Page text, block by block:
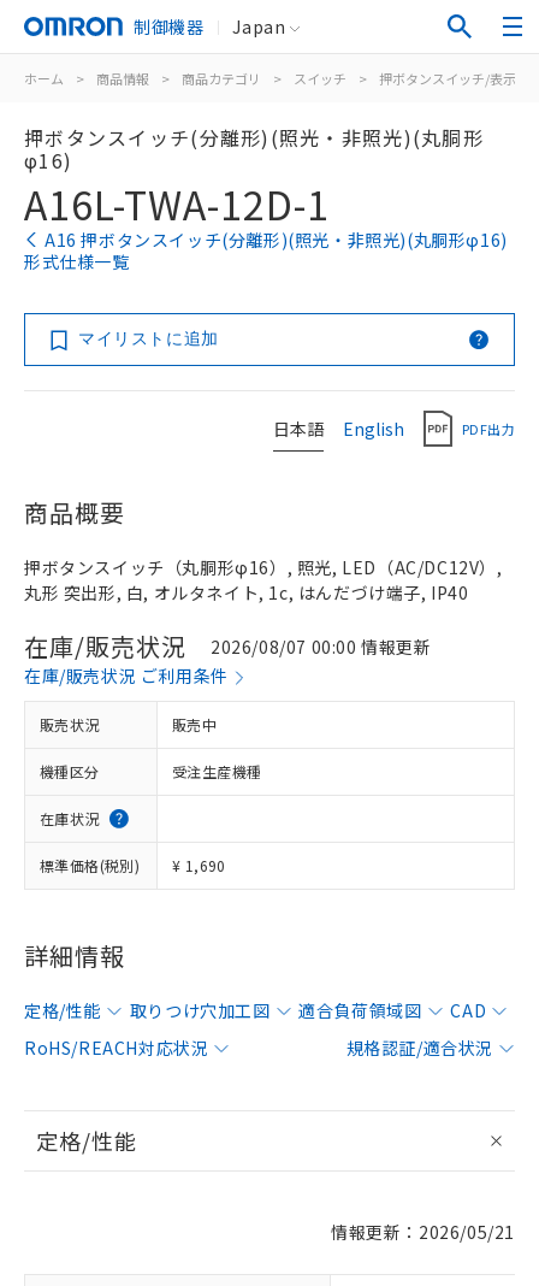
制御機器 Japan
ホーム > 商品情報 > 商品カテゴリ > スイッチ > 押ボタンスイッチ/表示灯
押ボタンスイッチ(分離形)(照光・非照光)(丸胴形
φ16)
A16L-TWA-12D-1
A16 押ボタンスイッチ(分離形)(照光・非照光)(丸胴形φ16)
形式仕様一覧
マイリストに追加
日本語 English PDF出力
商品概要
押ボタンスイッチ（丸胴形φ16）, 照光, LED（AC/DC12V）,
丸形 突出形, 白, オルタネイト, 1c, はんだづけ端子, IP40
在庫/販売状況
2026/08/07 00:00 情報更新
在庫/販売状況 ご利用条件
販売状況 販売中
機種区分 受注生産機種
在庫状況
標準価格(税別) ¥ 1,690
詳細情報
定格/性能 取りつけ穴加工図 適合負荷領域図
CAD
RoHS/REACH対応状況
規格認証/適合状況
定格/性能
情報更新：2026/05/21